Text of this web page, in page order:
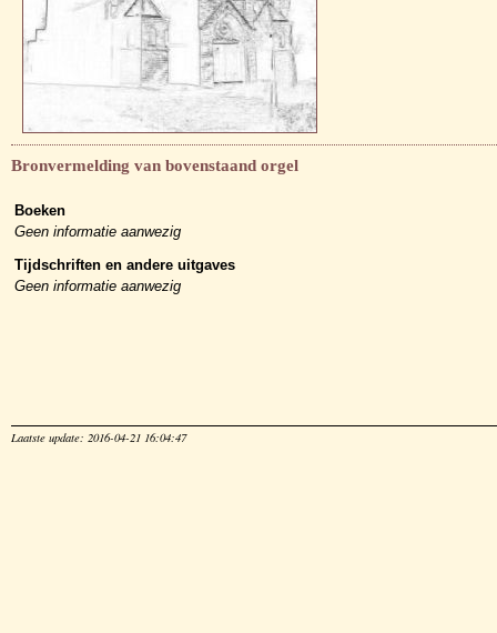
Bronvermelding van bovenstaand orgel
Boeken
Geen informatie aanwezig
Tijdschriften en andere uitgaves
Geen informatie aanwezig
Laatste update: 2016-04-21 16:04:47